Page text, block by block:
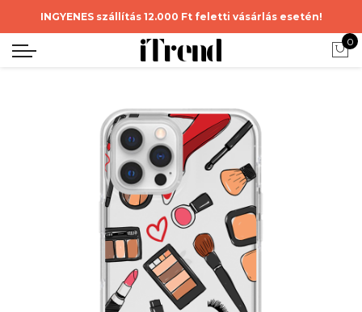
INGYENES szállítás 12.000 Ft feletti vásárlás esetén!
0